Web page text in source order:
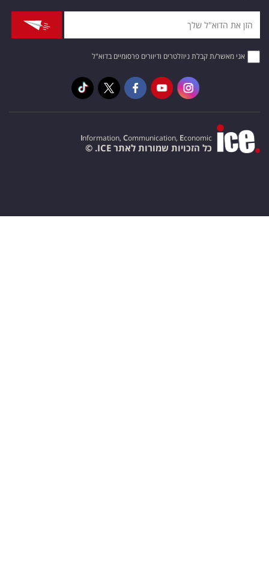
אני מאשר/ת קבלת ניוזלטרים ודיוורים פרסומיים בדוא"ל
Information, Communication, Economic
כל הזכויות שמורות לאתר ICE. ©